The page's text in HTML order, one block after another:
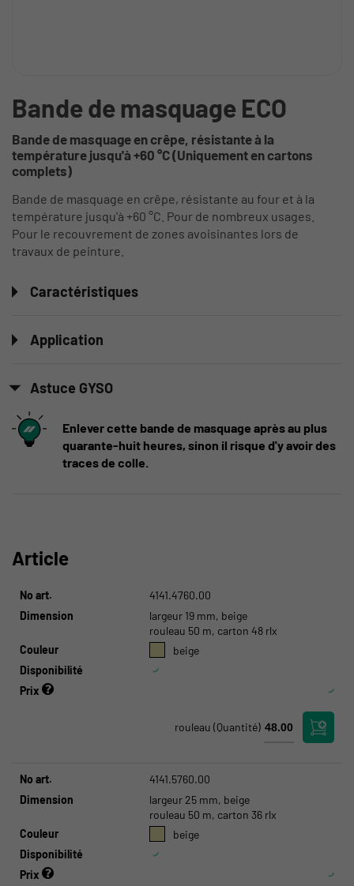
Bande de masquage ECO
Bande de masquage en crêpe, résistante à la
température jusqu'à +60 °C (Uniquement en cartons
complets)
Bande de masquage en crêpe, résistante au four et à la
température jusqu'à +60 °C. Pour de nombreux usages.
Pour le recouvrement de zones avoisinantes lors de
travaux de peinture.
Caractéristiques
Application
Astuce GYSO
Enlever cette bande de masquage après au plus
quarante-huit heures, sinon il risque d'y avoir des
traces de colle.
Article
No art.
4141.4760.00
Dimension
largeur 19 mm, beige
rouleau 50 m, carton 48 rlx
Couleur
beige
Disponibilité
Prix
rouleau (Quantité)
No art.
4141.5760.00
Dimension
largeur 25 mm, beige
rouleau 50 m, carton 36 rlx
Couleur
beige
Disponibilité
Prix